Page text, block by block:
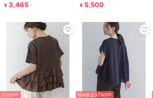
¥ 3,465
¥ 5,500
30%OFF 期間限定37%OFF